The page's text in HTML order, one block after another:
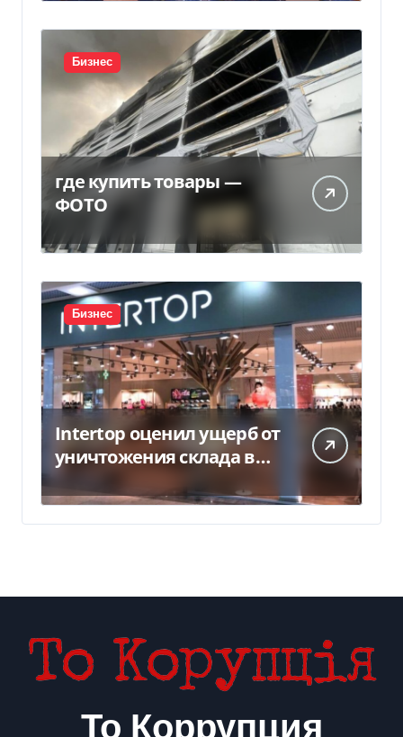
Бизнес
где купить товары —
ФОТО
Бизнес
Intertop оценил ущерб от
уничтожения склада в
450 млн грн
То Коррупция